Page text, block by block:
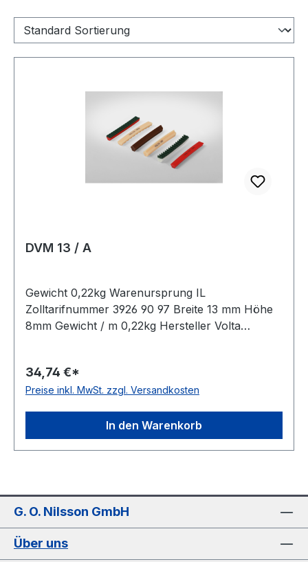
DVM 13 / A
Gewicht 0,22kg Warenursprung IL
Zolltarifnummer 3926 90 97 Breite 13 mm Höhe
8mm Gewicht / m 0,22kg Hersteller Volta
Zulassung ja Zugstrang nein Shorehärte 90°
Shore A
34,74 €*
Preise inkl. MwSt. zzgl. Versandkosten
In den Warenkorb
G. O. Nilsson GmbH
Über uns